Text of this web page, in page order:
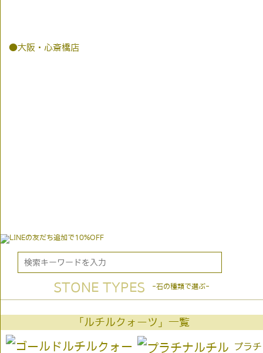
●大阪・心斎橋店
STONE TYPES -石の種類で選ぶ-
「ルチルクォーツ」一覧
プラチ